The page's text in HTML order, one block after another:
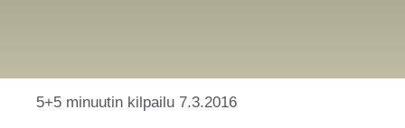
5+5 minuutin kilpailu 7.3.2016